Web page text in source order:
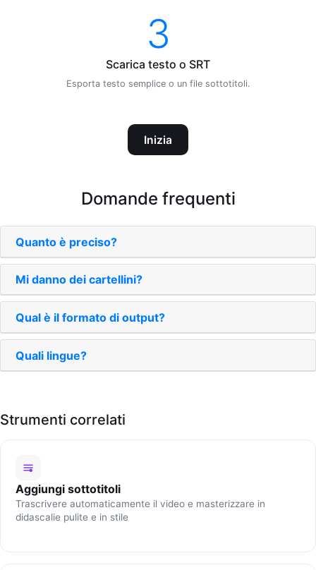
3
Scarica testo o SRT
Esporta testo semplice o un file sottotitoli.
Inizia
Domande frequenti
Quanto è preciso?
Mi danno dei cartellini?
Qual è il formato di output?
Quali lingue?
Strumenti correlati
Aggiungi sottotitoli
Trascrivere automaticamente il video e masterizzare in
didascalie pulite e in stile